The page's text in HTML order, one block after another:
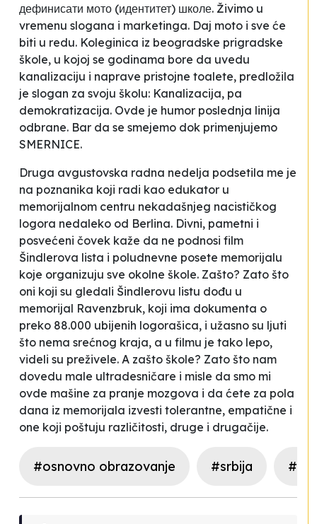
дефинисати мото (идентитет) школе. Živimo u
vremenu slogana i marketinga. Daj moto i sve će
biti u redu. Koleginica iz beogradske prigradske
škole, u kojoj se godinama bore da uvedu
kanalizaciju i naprave pristojne toalete, predložila
je slogan za svoju školu: Kanalizacija, pa
demokratizacija. Ovde je humor poslednja linija
odbrane. Bar da se smejemo dok primenjujemo
SMERNICE.
Druga avgustovska radna nedelja podsetila me je
na poznanika koji radi kao edukator u
memorijalnom centru nekadašnjeg nacističkog
logora nedaleko od Berlina. Divni, pametni i
posvećeni čovek kaže da ne podnosi film
Šindlerova lista i poludnevne posete memorijalu
koje organizuju sve okolne škole. Zašto? Zato što
oni koji su gledali Šindlerovu listu dođu u
memorijal Ravenzbruk, koji ima dokumenta o
preko 88.000 ubijenih logorašica, i užasno su ljuti
što nema srećnog kraja, a u filmu je tako lepo,
videli su preživele. A zašto škole? Zato što nam
dovedu male ultradesničare i misle da smo mi
ovde mašine za pranje mozgova i da ćete za pola
dana iz memorijala izvesti tolerantne, empatične i
one koji poštuju različitosti, druge i drugačije.
#osnovno obrazovanje #srbija